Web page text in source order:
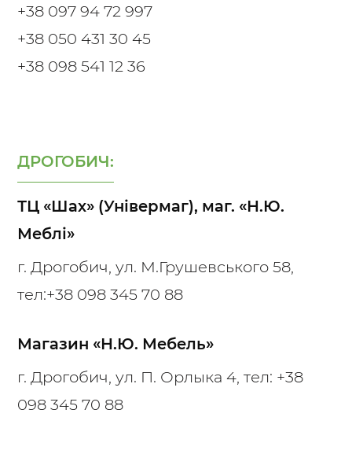
+38 097 94 72 997
+38 050 431 30 45
+38 098 541 12 36
ДРОГОБИЧ:
ТЦ «Шах» (Універмаг), маг. «Н.Ю.
Меблі»
г. Дрогобич, ул. М.Грушевського 58,
тел:+38 098 345 70 88
Магазин «Н.Ю. Мебель»
г. Дрогобич, ул. П. Орлыка 4, тел: +38
098 345 70 88